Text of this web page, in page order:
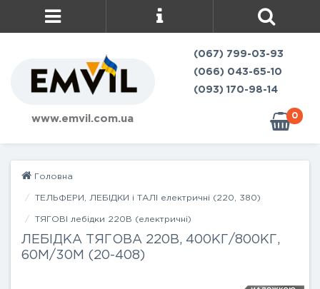
www.emvil.com.ua
(067) 799-03-93
(066) 043-65-10
(093) 170-98-14
0
Головна
ТЕЛЬФЕРИ, ЛЕБІДКИ і ТАЛІ електричні (220, 380)
ТЯГОВІ лебідки 220В (електричні)
ЛЕБІДКА ТЯГОВА 220В, 400КГ/800КГ,
60М/30М (20-408)